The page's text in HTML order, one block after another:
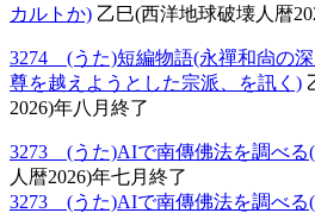
カルトか) 乙巳(西洋地球破壊人暦
3274 (うた)短編物語(永禪和尙の
尊を越えようとした宗派、を訊く)
2026)年八月終了
3273 (うた)AIで南傳佛法を調べる
人暦2026)年七月終了
3273 (うた)AIで南傳佛法を調べる